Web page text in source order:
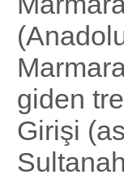
giden
Girişi